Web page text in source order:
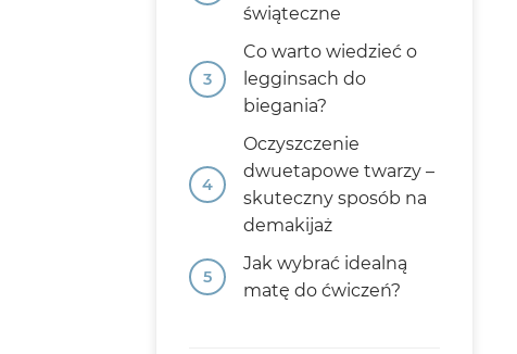
świąteczne
Co warto wiedzieć o
legginsach do
biegania?
Oczyszczenie
dwuetapowe twarzy –
skuteczny sposób na
demakijaż
Jak wybrać idealną
matę do ćwiczeń?